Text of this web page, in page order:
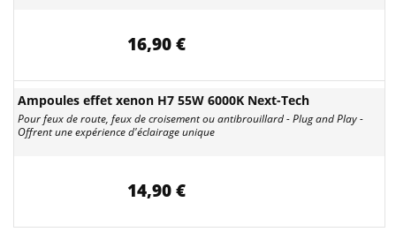
16,90 €
Ampoules effet xenon H7 55W 6000K Next-Tech
Pour feux de route, feux de croisement ou antibrouillard - Plug and Play -
Offrent une expérience d'éclairage unique
14,90 €